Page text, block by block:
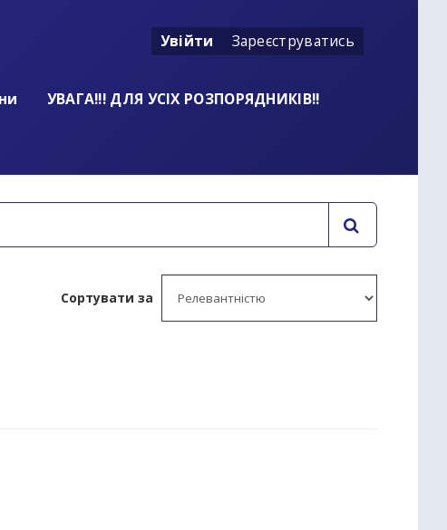
Увійти Зареєструватись
УВАГА!!! ДЛЯ УСІХ РОЗПОРЯДНИКІВ!!
Сортувати за